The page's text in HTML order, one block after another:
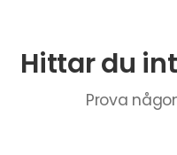
Hittar du
Prova